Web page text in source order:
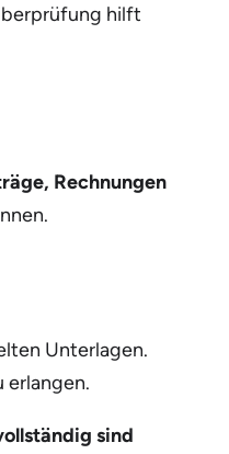
hilft
Rechnungen
Unterlagen.
erlangen.
sind